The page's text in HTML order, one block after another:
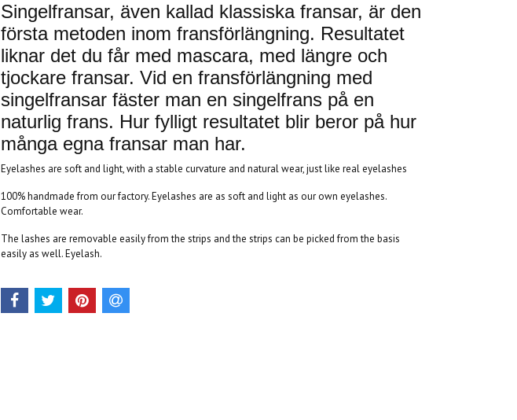
Singelfransar, även kallad klassiska fransar, är den
första metoden inom fransförlängning. Resultatet
liknar det du får med mascara, med längre och
tjockare fransar. Vid en fransförlängning med
singelfransar fäster man en singelfrans på en
naturlig frans. Hur fylligt resultatet blir beror på hur
många egna fransar man har.
Eyelashes are soft and light, with a stable curvature and natural wear, just like real eyelashes
100% handmade from our factory. Eyelashes are as soft and light as our own eyelashes.
Comfortable wear.
The lashes are removable easily from the strips and the strips can be picked from the basis
easily as well. Eyelash.